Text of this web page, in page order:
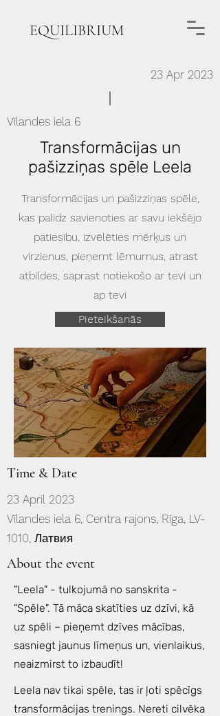
EQUILIBRIUM
23 Apr 2023
Vīlandes iela 6
Transformācijas un
pašizziņas spēle Leela
Transformācijas un pašizziņas spēle,
kas palīdz savienoties ar savu iekšējo
patiesību, izvēlēties mērķus un
virzienus, pieņemt lēmumus, atrast
atbildes, saprast notiekošo ar tevi un
ap tevi
Pieteikšanās
Time & Date
23 April 2023
Vīlandes iela 6, Centra rajons, Rīga, LV-
1010, Латвия
About the event
"Leela" - tulkojumā no sanskrita -
"Spēle". Tā māca skatīties uz dzīvi, kā
uz spēli – pieņemt dzīves mācības,
sasniegt jaunus līmeņus un, vienlaikus,
neaizmirst to izbaudīt!
Leela nav tikai spēle, tas ir ļoti spēcīgs
transformācijas trenings. Nereti cilvēka